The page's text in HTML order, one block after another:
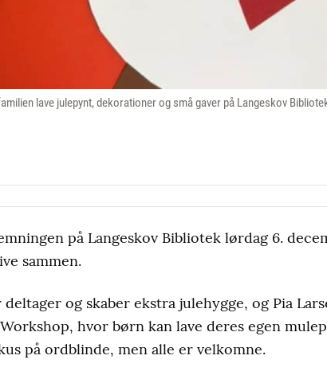
lave julepynt, dekorationer og små gaver på Langeskov
på Langeskov Bibliotek lørdag 6.
sammen.
og skaber ekstra julehygge, og Pia
hvor børn kan lave deres egen
på ordblinde, men alle er velkomne.